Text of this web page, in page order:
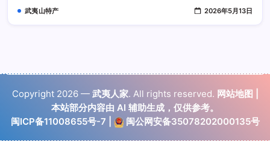
武夷山特产 2026年5月13日
Copyright 2026 — 武夷人家. All rights reserved. 网站地图
本站部分内容由 AI 辅助生成，仅供参考。
闽ICP备11008655号-7
闽公网安备35078202000135号